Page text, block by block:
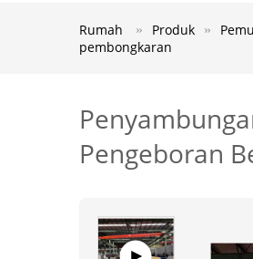
Rumah Produk
pembongkaran
Pengeboran